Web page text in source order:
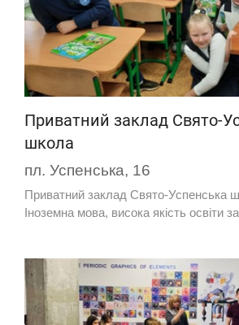
Приватний заклад Свято-
школа
пл. Успенська, 16
Приватний заклад Свято-Успенська
Іноземна мова, висока якість освіти